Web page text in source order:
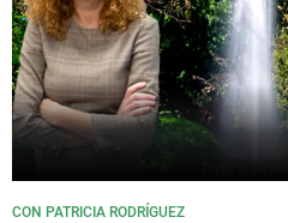
CON PATRICIA RODRÍGUEZ